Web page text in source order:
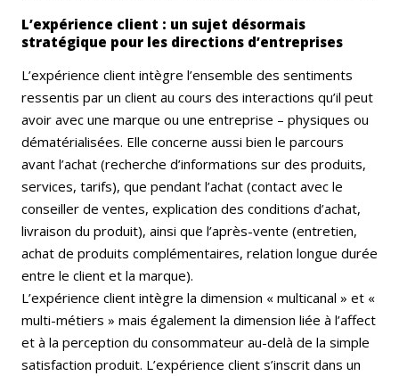
L’expérience client : un sujet désormais
stratégique pour les directions d’entreprises
L’expérience client intègre l’ensemble des sentiments
ressentis par un client au cours des interactions qu’il peut
avoir avec une marque ou une entreprise – physiques ou
dématérialisées. Elle concerne aussi bien le parcours
avant l’achat (recherche d’informations sur des produits,
services, tarifs), que pendant l’achat (contact avec le
conseiller de ventes, explication des conditions d’achat,
livraison du produit), ainsi que l’après-vente (entretien,
achat de produits complémentaires, relation longue durée
entre le client et la marque).
L’expérience client intègre la dimension « multicanal » et «
multi-métiers » mais également la dimension liée à l’affect
et à la perception du consommateur au-delà de la simple
satisfaction produit. L’expérience client s’inscrit dans un